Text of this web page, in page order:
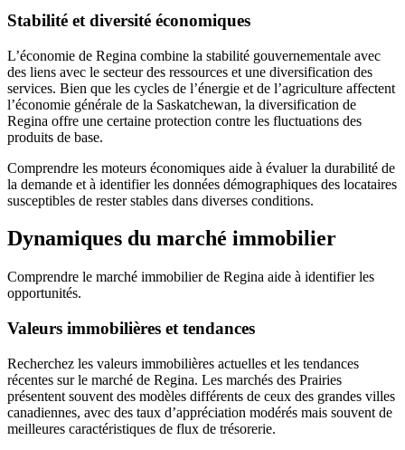
Stabilité et diversité économiques
L’économie de Regina combine la stabilité gouvernementale avec
des liens avec le secteur des ressources et une diversification des
services. Bien que les cycles de l’énergie et de l’agriculture affectent
l’économie générale de la Saskatchewan, la diversification de
Regina offre une certaine protection contre les fluctuations des
produits de base.
Comprendre les moteurs économiques aide à évaluer la durabilité de
la demande et à identifier les données démographiques des locataires
susceptibles de rester stables dans diverses conditions.
Dynamiques du marché immobilier
Comprendre le marché immobilier de Regina aide à identifier les
opportunités.
Valeurs immobilières et tendances
Recherchez les valeurs immobilières actuelles et les tendances
récentes sur le marché de Regina. Les marchés des Prairies
présentent souvent des modèles différents de ceux des grandes villes
canadiennes, avec des taux d’appréciation modérés mais souvent de
meilleures caractéristiques de flux de trésorerie.